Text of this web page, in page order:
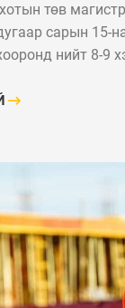
төв
сарын 15-
нийт 8-9